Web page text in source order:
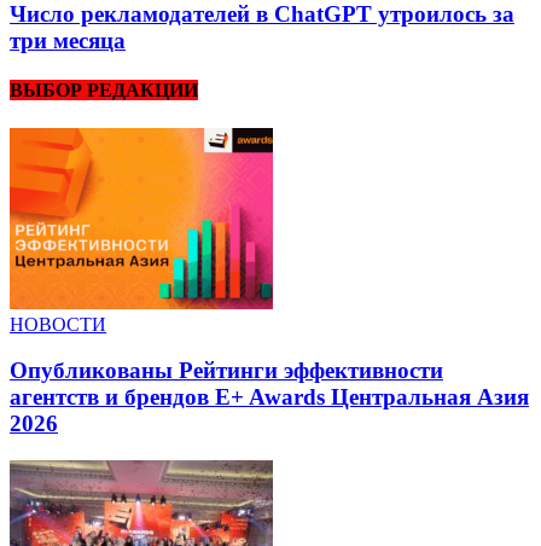
Число рекламодателей в ChatGPT утроилось за
три месяца
ВЫБОР РЕДАКЦИИ
НОВОСТИ
Опубликованы Рейтинги эффективности
агентств и брендов E+ Awards Центральная Азия
2026